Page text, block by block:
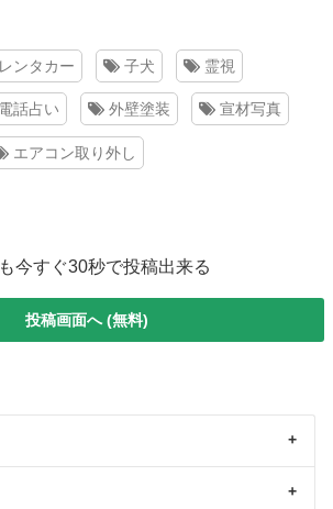
レンタカー 子犬 霊視
電話占い 外壁塗装 宣材写真
エアコン取り外し
今すぐ30秒で投稿出来る
投稿画面へ (無料)